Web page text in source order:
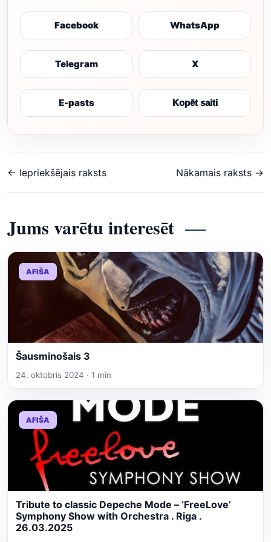
Facebook WhatsApp
Telegram X
E-pasts Kopēt saiti
← Iepriekšējais raksts Nākamais raksts →
Jums varētu interesēt
AFIŠA
Šausminošais 3
24. oktobris 2024 · 1 min
AFIŠA
Tribute to classic Depeche Mode – ‘FreeLove’
Symphony Show with Orchestra . Riga .
26.03.2025